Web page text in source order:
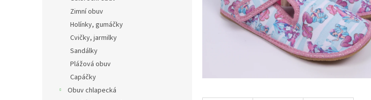
Zimní obuv
Holínky, gumáčky
Cvičky, jarmilky
Sandálky
Plážová obuv
Capáčky
Obuv chlapecká